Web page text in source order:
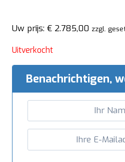
Uw prijs: € 2.785,00 zzgl.
Uitverkocht
Benachrichtigen,